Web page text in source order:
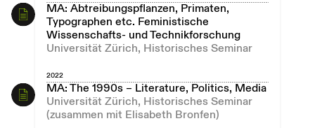
MA: Abtreibungspflanzen, Primaten,
Typographen etc. Feministische
Wissenschafts- und Technikforschung
Universität Zürich, Historisches Seminar
2022
MA: The 1990s – Literature, Politics, Media
Universität Zürich, Historisches Seminar
(zusammen mit Elisabeth Bronfen)